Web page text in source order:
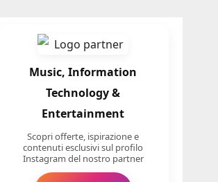
Music, Information
Technology &
Entertainment
Scopri offerte, ispirazione e
contenuti esclusivi sul profilo
Instagram del nostro partner